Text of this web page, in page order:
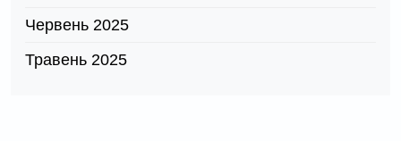
Червень 2025
Травень 2025